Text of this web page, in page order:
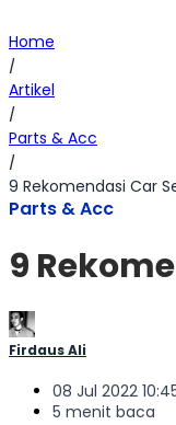
Home
/
Artikel
/
Parts & Acc
/
9 Rekomendasi Car
Parts & Acc
9
Firdaus Ali
08 Jul 2022
5 menit baca